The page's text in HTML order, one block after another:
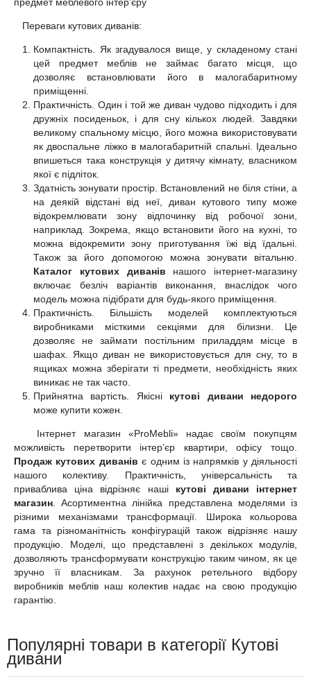
Переваги кутових диванів:
Компактність. Як згадувалося вище, у складеному стані
цей предмет меблів не займає багато місця, що
дозволяє встановлювати його в малогабаритному
приміщенні.
Практичність. Один і той же диван чудово підходить і для
дружніх посиденьок, і для сну кількох людей. Завдяки
великому спальному місцю, його можна використовувати
як двоспальне ліжко в малогабаритній спальні. Ідеально
впишеться така конструкція у дитячу кімнату, власником
якої є підліток.
Здатність зонувати простір. Встановлений не біля стіни, а
на деякій відстані від неї, диван кутового типу може
відокремлювати зону відпочинку від робочої зони,
наприклад. Зокрема, якщо встановити його на кухні, то
можна відокремити зону приготування їжі від їдальні.
Також за його допомогою можна зонувати вітальню.
Каталог кутових диванів нашого інтернет-магазину
включає безліч варіантів виконання, внаслідок чого
модель можна підібрати для будь-якого приміщення.
Практичність. Більшість моделей комплектуються
виробниками місткими секціями для білизни. Це
дозволяє не займати постільним приладдям місце в
шафах. Якщо диван не використовується для сну, то в
ящиках можна зберігати ті предмети, необхідність яких
виникає не так часто.
Прийнятна вартість. Якісні кутові дивани недорого
може купити кожен.
Інтернет магазин «ProMebli» надає своїм покупцям
можливість перетворити інтер’єр квартири, офісу тощо.
Продаж кутових диванів є одним із напрямків у діяльності
нашого колективу. Практичність, універсальність та
приваблива ціна відрізняє наші кутові дивани інтернет
магазин . Асортиментна лінійка представлена ​​моделями із
різними механізмами трансформації. Широка кольорова
гама та різноманітність конфігурацій також відрізняє нашу
продукцію. Моделі, що представлені з декількох модулів,
дозволяють трансформувати конструкцію таким чином, як це
зручно її власникам. За рахунок ретельного відбору
виробників меблів наш колектив надає на свою продукцію
гарантію.
Популярні товари в категорії Кутові
дивани